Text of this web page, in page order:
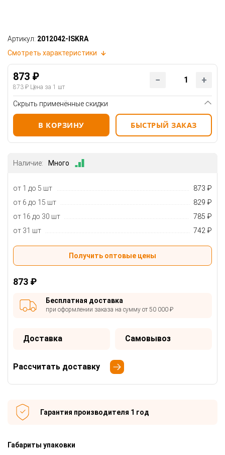
Артикул: 2012042-ISKRA
Смотреть характеристики
873 ₽
873 ₽ Цена за 1 шт
Скрыть применённые скидки
В КОРЗИНУ БЫСТРЫЙ ЗАКАЗ
Наличие: Много
от 1 до 5 шт
873 ₽
от 6 до 15 шт
829 ₽
от 16 до 30 шт
785 ₽
от 31 шт
742 ₽
Получить оптовые цены
873 ₽
Бесплатная доставка
при оформлении заказа на сумму от 50 000 ₽
Доставка Самовывоз
Рассчитать доставку
Гарантия производителя 1 год
Габариты упаковки